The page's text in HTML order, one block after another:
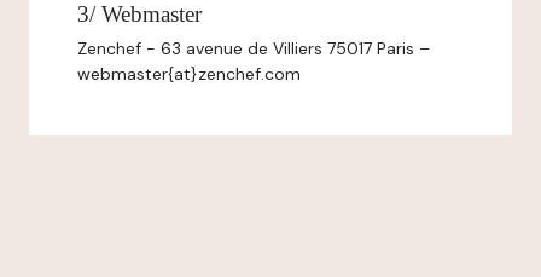
3/ Webmaster
Zenchef - 63 avenue de Villiers 75017 Paris –
webmaster{at}zenchef.com